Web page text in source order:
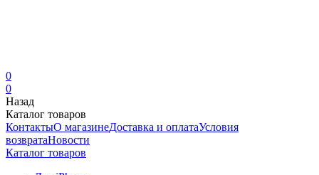
0
0
Назад
Каталог товаров
КонтактыО магазинеДоставка и оплатаУсловия
возвратаНовости
Каталог товаров